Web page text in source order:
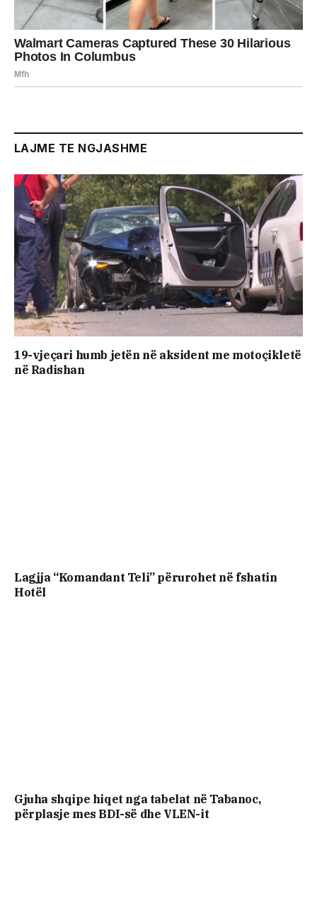
LAJME TE NGJASHME
19-vjeçari humb jetën në aksident me motoçikletë
në Radishan
Lagjja “Komandant Teli” përurohet në fshatin
Hotël
Gjuha shqipe hiqet nga tabelat në Tabanoc,
përplasje mes BDI-së dhe VLEN-it